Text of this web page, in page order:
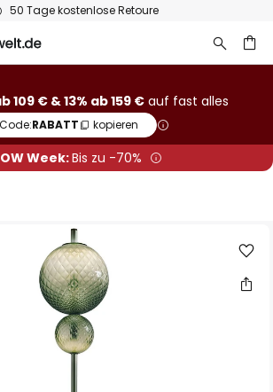
50 Tage kostenlose Retoure
109 € & 13% ab 159 €auf fast alles
Code:RABATT kopieren
Week:Bis zu -70%